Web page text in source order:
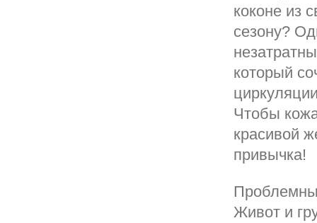
коконе из
сезону?
который
Чтобы
красивой
привычка!
Живот и